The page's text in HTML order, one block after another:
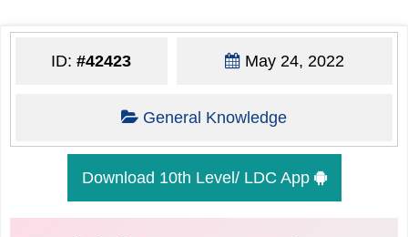
ID:#42423 May 24, 2022
General Knowledge
Download 10th Level/ LDC App